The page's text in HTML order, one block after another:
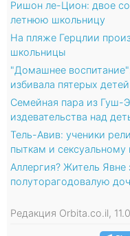
Ришон ле-Цион: двое
летнюю школьницу
На пляже Герцлии
школьницы
"Домашнее
избивала пятерых детей
Семейная пара из Гуш-
издевательства над
Тель-Авив: ученики
пыткам и сексуальному
Аллергия? Житель Явне
полуторагодовалую
Редакция Orbita.co.il,